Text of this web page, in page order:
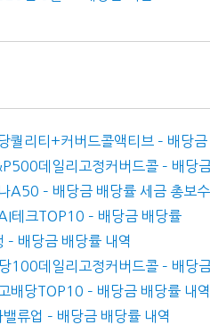
퀄리티+커버드콜액티브 – 배당금
데일리고정커버드콜 – 배당
A50 – 배당금 배당률 세금 총보
테크TOP10 – 배당금 배당률
– 배당금 배당률 내역
100데일리고정커버드콜 – 배당
배당TOP10 – 배당금 배당률 내역
류업 – 배당금 배당률 내역